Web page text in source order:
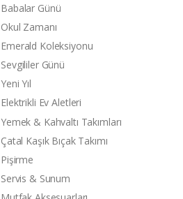
Babalar Günü
Okul Zamanı
Emerald Koleksiyonu
Sevgililer Günü
Yeni Yıl
Elektrikli Ev Aletleri
Yemek & Kahvaltı Takımları
Çatal Kaşık Bıçak Takımı
Pişirme
Servis & Sunum